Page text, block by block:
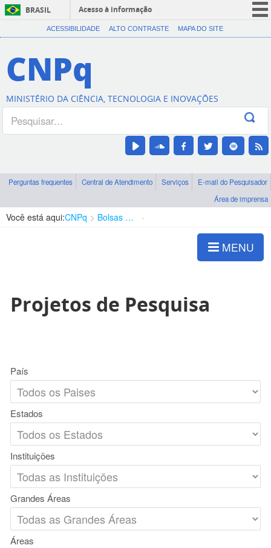
BRASIL
Acesso à informação
CORONAVÍRUS (COVID-19)
Canais
ACESSIBILIDADE ALTO CONTRASTE MAPA DO SITE
CNPq
MINISTÉRIO DA CIÊNCIA, TECNOLOGIA E INOVAÇÕES
Perguntas frequentes Central de Atendimento Serviços
E-mail do Pesquisador
Área de imprensa
Você está aqui:CNPq Bolsas e Auxílios Vigentes
MENU
Projetos de Pesquisa
País
Estados
Instituições
Grandes Áreas
Áreas